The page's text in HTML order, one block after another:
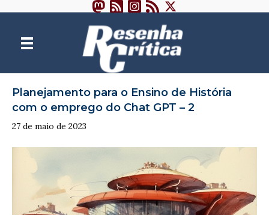
Planejamento para o Ensino de História
com o emprego do Chat GPT – 2
27 de maio de 2023